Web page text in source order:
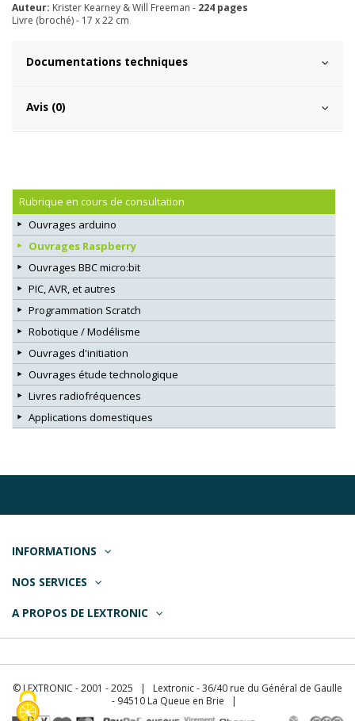
Auteur: Krister Kearney & Will Freeman - 224 pages
Livre (broché) - 17 x 22 cm
Documentations techniques
Avis (0)
Rubrique en cours de consultation
Ouvrages arduino
Ouvrages Raspberry
Ouvrages BBC micro:bit
PIC, AVR, et autres
Programmation Scratch
Robotique / Modélisme
Ouvrages d'initiation
Ouvrages étude technologique
Livres radiofréquences
Applications domestiques
INFORMATIONS
NOS SERVICES
A PROPOS DE LEXTRONIC
© LEXTRONIC - 2001 - 2025 | Lextronic - 36/40 rue du Général de Gaulle
- 94510 La Queue en Brie |